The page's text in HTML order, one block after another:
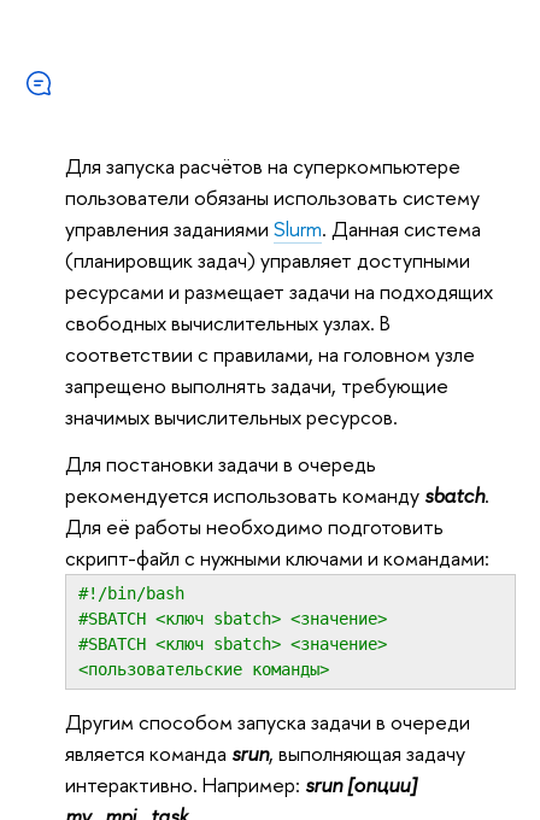
Для запуска расчётов на суперкомпьютере
пользователи обязаны использовать систему
управления заданиями Slurm. Данная система
(планировщик задач) управляет доступными
ресурсами и размещает задачи на подходящих
свободных вычислительных узлах. В
соответствии с правилами, на головном узле
запрещено выполнять задачи, требующие
значимых вычислительных ресурсов.
Для постановки задачи в очередь
рекомендуется использовать команду sbatch.
Для её работы необходимо подготовить
скрипт-файл с нужными ключами и командами:
#!/bin/bash
#SBATCH <ключ sbatch> <значение>
#SBATCH <ключ sbatch> <значение>
<пользовательские команды>
Другим способом запуска задачи в очереди
является команда srun, выполняющая задачу
интерактивно. Например: srun [опции]